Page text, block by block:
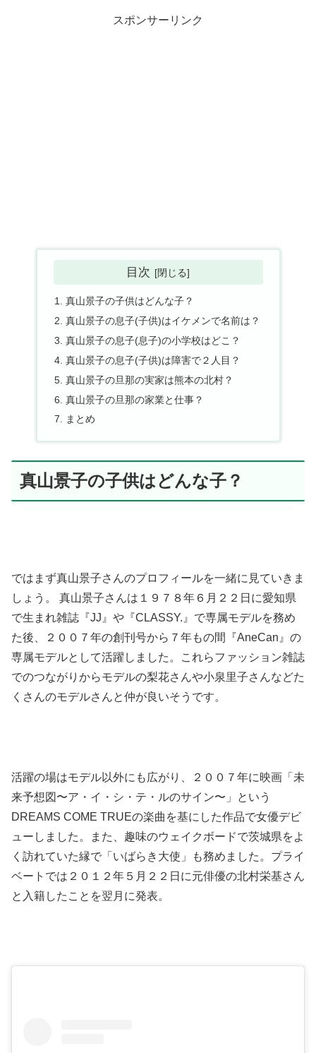
スポンサーリンク
目次
真山景子の子供はどんな子？
真山景子の息子(子供)はイケメンで名前は？
真山景子の息子(息子)の小学校はどこ？
真山景子の息子(子供)は障害で２人目？
真山景子の旦那の実家は熊本の北村？
真山景子の旦那の家業と仕事？
まとめ
真山景子の子供はどんな子？
ではまず真山景子さんのプロフィールを一緒に見ていきま
しょう。 真山景子さんは１９７８年６月２２日に愛知県
で生まれ雑誌『JJ』や『CLASSY.』で専属モデルを務め
た後、２００７年の創刊号から７年もの間『AneCan』の
専属モデルとして活躍しました。これらファッション雑誌
でのつながりからモデルの梨花さんや小泉里子さんなどた
くさんのモデルさんと仲が良いそうです。
活躍の場はモデル以外にも広がり、２００７年に映画「未
来予想図〜ア・イ・シ・テ・ルのサイン〜」という
DREAMS COME TRUEの楽曲を基にした作品で女優デビ
ューしました。また、趣味のウェイクボードで茨城県をよ
く訪れていた縁で「いばらき大使」も務めました。プライ
ベートでは２０１２年５月２２日に元俳優の北村栄基さん
と入籍したことを翌月に発表。